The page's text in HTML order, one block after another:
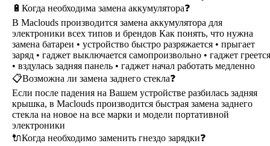
🔋Когда необходима замена аккумулятора❓
В Maclouds производится замена аккумулятора для
электроники всех типов и брендов Как понять, что нужна
замена батареи • устройство быстро разряжается • прыгает
заряд • гаджет выключается самопроизвольно • гаджет греется
• вздулась задняя панель • гаджет начал работать медленно
📋Возможна ли замена заднего стекла❓
Если после падения на Вашем устройстве разбилась задняя
крышка, в Maclouds производится быстрая замена заднего
стекла на новое на все марки и модели портативной
электроники
🔌Когда необходимо заменить гнездо зарядки❓